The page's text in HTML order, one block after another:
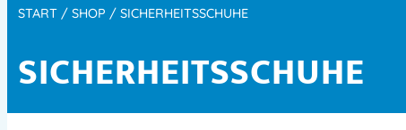
START / SHOP / SICHERHEITSSCHUHE
SICHERHEITSSCHUHE